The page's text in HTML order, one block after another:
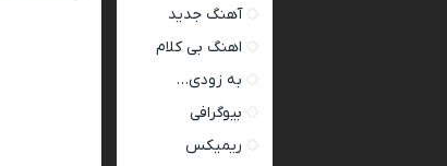
آهنگ جدید
اهنگ بی کلام
به زودی…
بیوگرافی
ریمیکس